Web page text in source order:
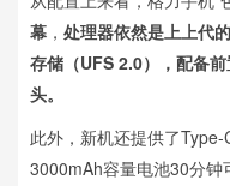
幕 ， 处理器依然是上上代
存储（UFS 2.0），配备
头。
此外，新机还提供了Type-
3000mAh容量电池30分